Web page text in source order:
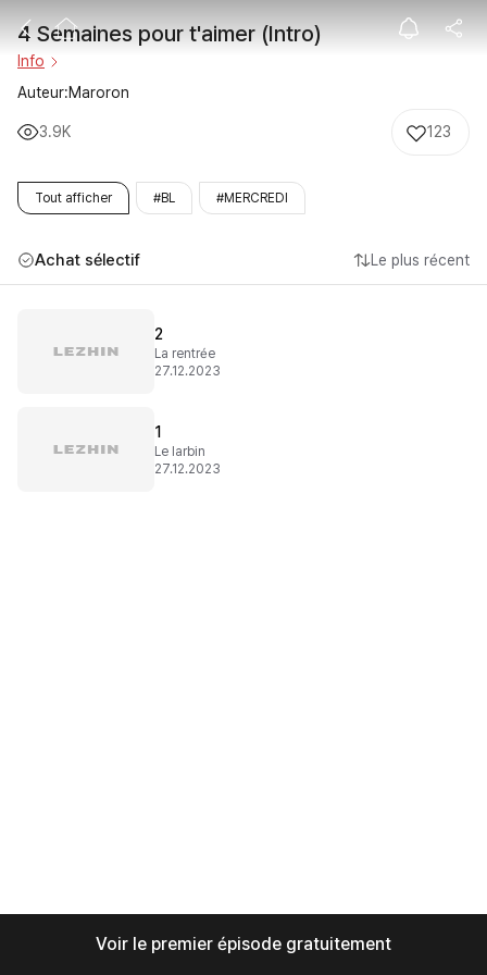
4 Semaines
4 Semaines pour t'aimer (Intro)
Info
Auteur:Maroron
3.9K 123
Tout afficher #BL #MERCREDI
Achat sélectif Le plus récent
2
La rentrée
27.12.2023
1
Le larbin
27.12.2023
Voir le premier épisode gratuitement